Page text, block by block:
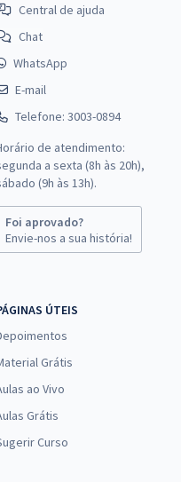
Federal da 5ª Região -
Analista Judiciário - Área
(-20%)
da 5ª Região - Analista
Especialidade Comunicação
(-20%)
da 5ª Região - Técnico
Contabilidade
Central de ajuda
Chat
WhatsApp
E-mail
Telefone: 3003-0894
de atendimento:
a sexta (8h às 20h),
(9h às 13h).
Foi aprovado?
Envie-nos a sua história!
ÚTEIS
Grátis
ao Vivo
Grátis
Curso